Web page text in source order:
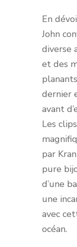
En
John
diverse
et des
dernier
avant
Les
par
pure
d’une
une
avec
océan.